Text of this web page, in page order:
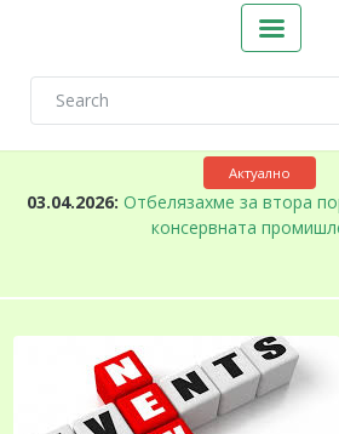
Актуално
03.04.2026: Отбелязахме за втора
консервната